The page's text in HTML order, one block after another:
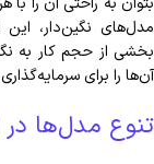
مدل‌های نگین‌دار، این
بخشی از حجم کار به
آن‌ها را برای
تنوع مدل‌ها